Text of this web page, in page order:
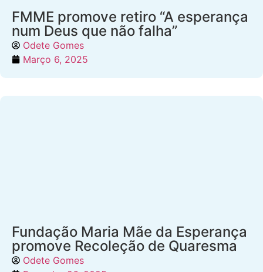
FMME promove retiro “A esperança
num Deus que não falha”
Odete Gomes
Março 6, 2025
Fundação Maria Mãe da Esperança
promove Recoleção de Quaresma
Odete Gomes